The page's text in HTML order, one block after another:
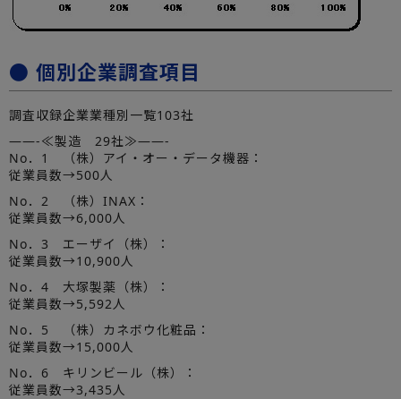
● 個別企業調査項目
調査収録企業業種別一覧103社
——-≪製造 29社≫——-
No．1 （株）アイ・オー・データ機器：
従業員数→500人
No．2 （株）INAX：
従業員数→6,000人
No．3 エーザイ（株）：
従業員数→10,900人
No．4 大塚製薬（株）：
従業員数→5,592人
No．5 （株）カネボウ化粧品：
従業員数→15,000人
No．6 キリンビール（株）：
従業員数→3,435人